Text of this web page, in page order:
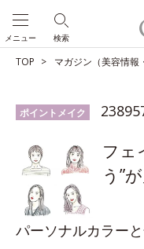
検索
メニュー
TOP マガジン（美容情報
ポイントメイク
フェ
う”
パーソナルカラー